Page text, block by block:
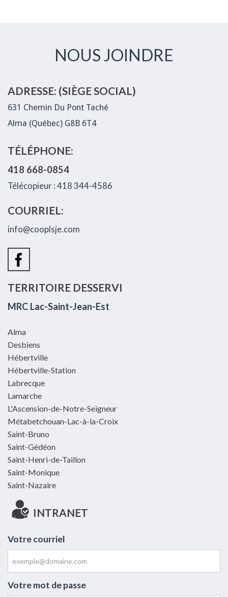
NOUS JOINDRE
ADRESSE: (SIÈGE SOCIAL)
631 Chemin Du Pont Taché
Alma (Québec) G8B 6T4
TÉLÉPHONE:
418 668-0854
Télécopieur : 418 344-4586
COURRIEL:
info@cooplsje.com
TERRITOIRE DESSERVI
MRC Lac-Saint-Jean-Est
Alma
Desbiens
Hébertville
Hébertville-Station
Labrecque
Lamarche
L'Ascension-de-Notre-Seigneur
Métabetchouan-Lac-à-la-Croix
Saint-Bruno
Saint-Gédéon
Saint-Henri-de-Taillon
Saint-Monique
Saint-Nazaire
INTRANET
Votre courriel
Votre mot de passe